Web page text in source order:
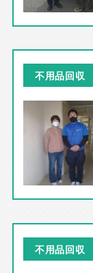
不用品回収
不用品回収